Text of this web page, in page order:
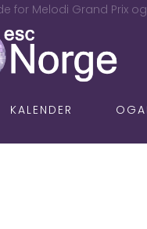
for Melodi Grand Prix
KALENDER